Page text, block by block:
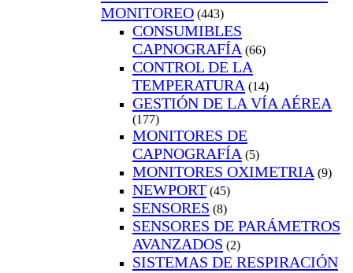
MONITOREO (443)
CONSUMIBLES
CAPNOGRAFÍA (66)
CONTROL DE LA
TEMPERATURA (14)
GESTIÓN DE LA VÍA AÉREA
(177)
MONITORES DE
CAPNOGRAFÍA (5)
MONITORES OXIMETRIA (9)
NEWPORT (45)
SENSORES (8)
SENSORES DE PARÁMETROS
AVANZADOS (2)
SISTEMAS DE RESPIRACIÓN